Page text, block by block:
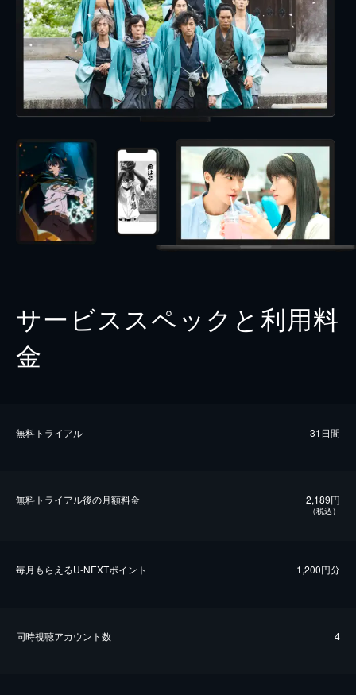
サービススペックと利用料
金
無料トライアル 31日間
無料トライアル後の⽉額料金 2,189円
（税込）
毎⽉もらえるU-NEXTポイント 1,200円分
同時視聴アカウント数 4